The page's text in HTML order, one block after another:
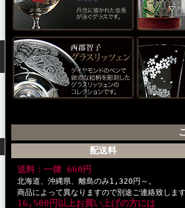
配送料
送料：一律 660円
北海道、沖縄県、離島のみ1,320円～。
商品によって異なりますので別途ご連絡致します
16,500円以上お買い上げの方には